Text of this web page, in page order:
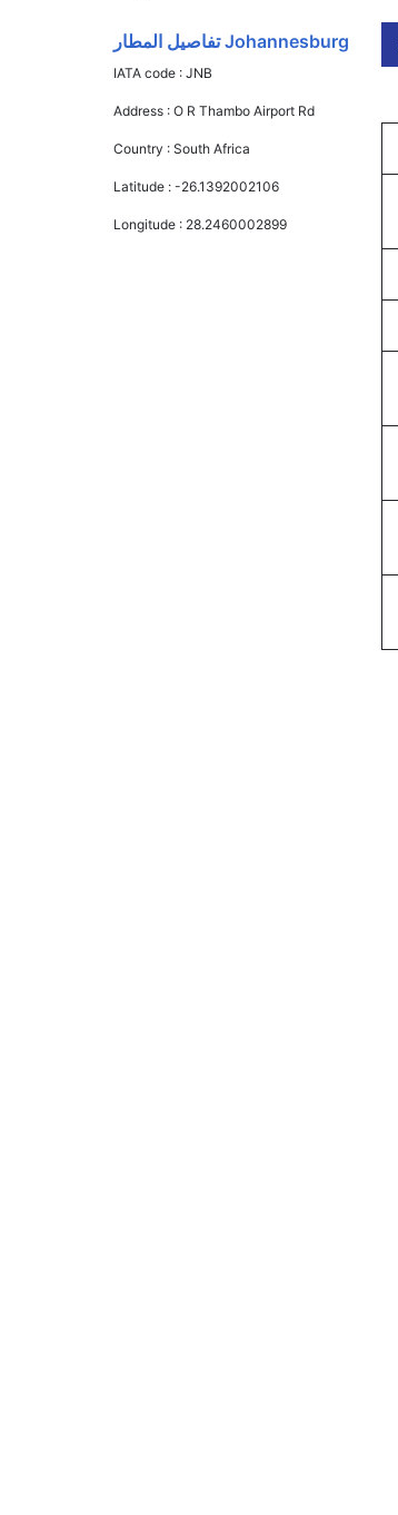
Johannesburg تفاصيل المطار
IATA code :JNB
Address :O R Thambo Airport Rd
Country :South Africa
Latitude :-26.1392002106
Longitude : 28.2460002899